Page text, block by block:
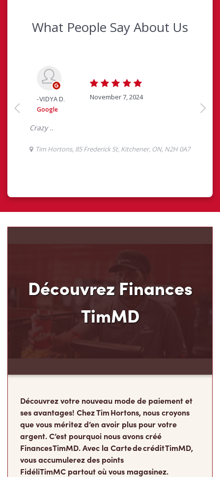
Découvrez Finances
TimMD
Découvrez votre nouveau mode de paiement et
ses avantages! Chez Tim Hortons, nous croyons
que vous méritez d’en avoir plus pour votre
argent. C’est pourquoi nous avons créé
Finances TimMD. Avec la Carte de crédit TimMD,
vous accumulerez des points
FidéliTimMC partout où vous magasinez.